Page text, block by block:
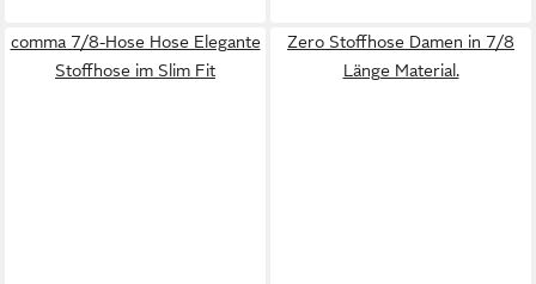
comma 7/8-Hose Hose Elegante
Stoffhose im Slim Fit
Zero Stoffhose Damen in 7/8
Länge Material.